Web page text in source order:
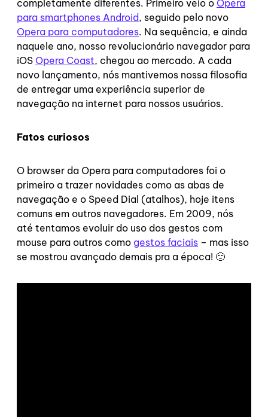
completamente diferentes. Primeiro veio o Opera
para smartphones Android, seguido pelo novo
Opera para computadores. Na sequência, e ainda
naquele ano, nosso revolucionário navegador para
iOS Opera Coast, chegou ao mercado. A cada
novo lançamento, nós mantivemos nossa filosofia
de entregar uma experiência superior de
navegação na internet para nossos usuários.
Fatos curiosos
O browser da Opera para computadores foi o
primeiro a trazer novidades como as abas de
navegação e o Speed Dial (atalhos), hoje itens
comuns em outros navegadores. Em 2009, nós
até tentamos evoluir do uso dos gestos com
mouse para outros como gestos faciais – mas isso
se mostrou avançado demais pra a época! 🙂